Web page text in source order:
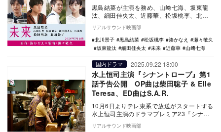
黒島結菜が主演を務め、山﨑七海、坂東龍
汰、細田佳央太、近藤華、松坂桃李、北川
景子が共演する映画『未来』が、2026年5
月にTOH…
リアルサウンド映画部
北川景子
黒島結菜 松坂桃李 湊かなえ
瀬々敬久
坂東龍汰
細田佳央太 未来 近藤華 山﨑七海
国内ドラマ 2025.09.22 18:00
水上恒司主演『シナントロープ』第1
話予告公開 OP曲は柴田聡子 & Elle
Teresa、ED曲はS.A.R.
10月6日よりテレ東系で放送がスタートする
水上恒司主演のドラマプレミア23『シナン
トロープ』第1話の予告映像が公開され、オ
ープニ…
リアルサウンド映画部